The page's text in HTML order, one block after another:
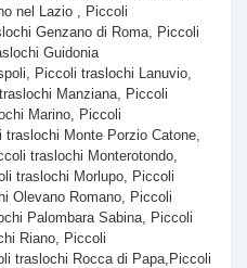
nel Lazio , Piccoli
Genzano di Roma, Piccoli
Guidonia
Piccoli traslochi Lanuvio,
Manziana, Piccoli
Marino, Piccoli
Monte Porzio Catone,
traslochi Monterotondo,
traslochi Morlupo, Piccoli
Olevano Romano, Piccoli
Palombara Sabina, Piccoli
Riano, Piccoli
traslochi Rocca di Papa,Piccoli